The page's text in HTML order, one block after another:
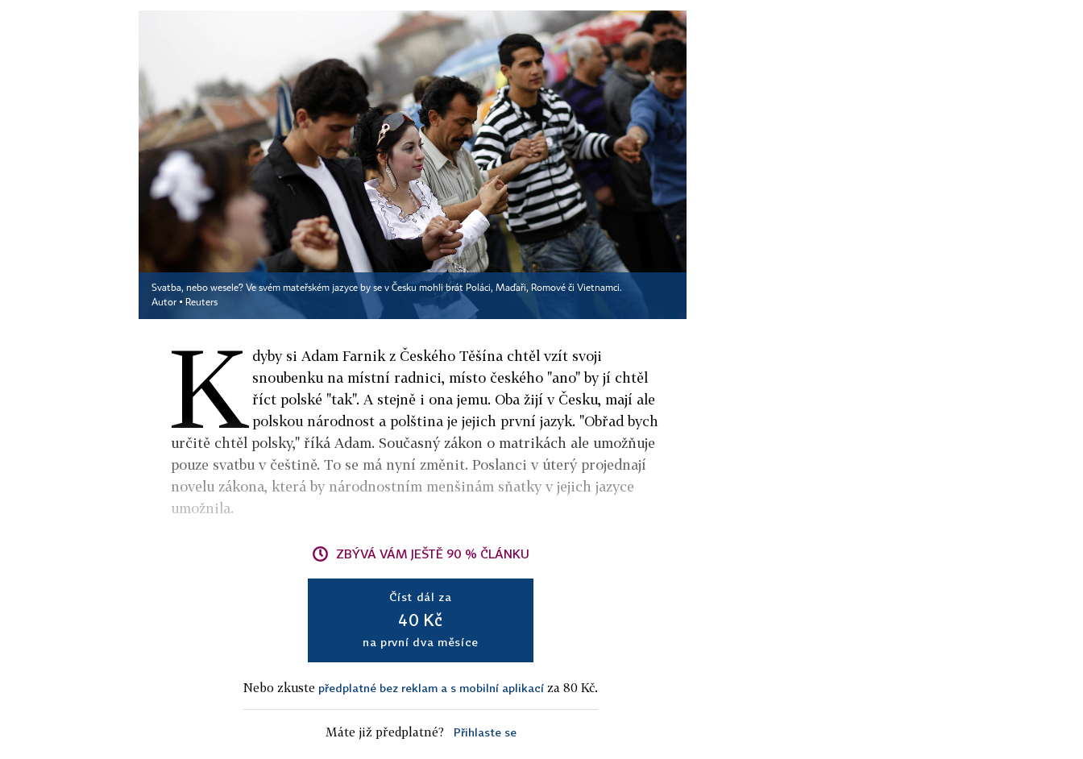
Svatba, nebo wesele? Ve svém mateřském jazyce by se v Česku mohli brát Poláci, Maďaři, Romové či Vietnamci.
Autor ▪ Reuters
K dyby si Adam Farnik z Českého Těšína chtěl vzít svoji
snoubenku na místní radnici, místo českého "ano" by jí chtěl
říct polské "tak". A stejně i ona jemu. Oba žijí v Česku, mají ale
polskou národnost a polština je jejich první jazyk. "Obřad bych
určitě chtěl polsky," říká Adam. Současný zákon o matrikách ale umožňuje
pouze svatbu v češtině. To se má nyní změnit. Poslanci v úterý projednají
novelu zákona, která by národnostním menšinám sňatky v jejich jazyce
umožnila.
ZBÝVÁ VÁM JEŠTĚ 90 % ČLÁNKU
Číst dál za
40 Kč
na první dva měsíce
Nebo zkuste předplatné bez reklam a s mobilní aplikací za 80 Kč.
Máte již předplatné? Přihlaste se